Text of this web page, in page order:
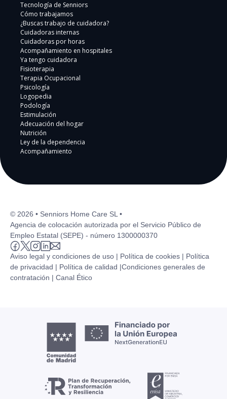
Tecnología de Senniors
Cómo trabajamos
¿Buscas trabajo de cuidadora?
Cuidadoras internas
Cuidadoras por horas
Acompañamiento en hospitales
Ya tengo cuidadora
Fisioterapia
Terapia Ocupacional
Psicología
Logopedia
Podología
Estimulación
Adecuación del hogar
Nutrición
Ley de la dependencia
Acompañamiento
© 2026 • Senniors Home Care SL •
Agencia de colocación autorizada por el Servicio Público de
Empleo Estatal (SEPE) - número 1300000370
Aviso legal y condiciones de uso | Política de cookies | Política
de privacidad | Política de calidad |Condiciones generales de
contratación | Canal Ético